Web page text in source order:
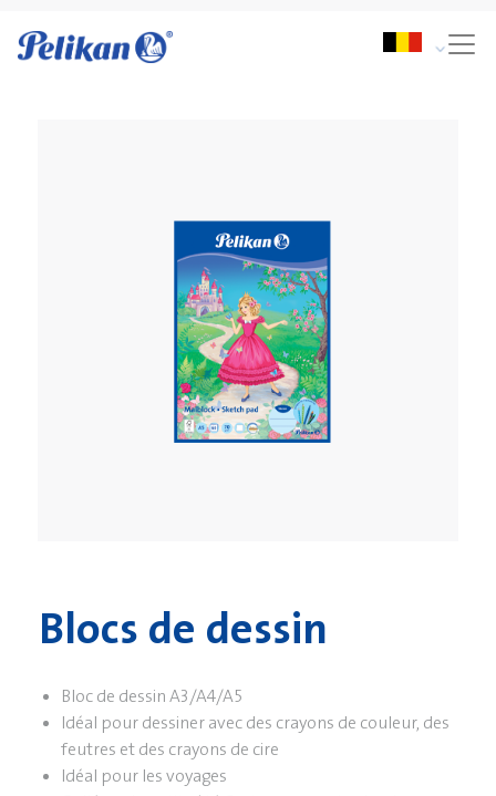
Blocs de dessin
Bloc de dessin A3/A4/A5
Idéal pour dessiner avec des crayons de couleur, des
feutres et des crayons de cire
Idéal pour les voyages